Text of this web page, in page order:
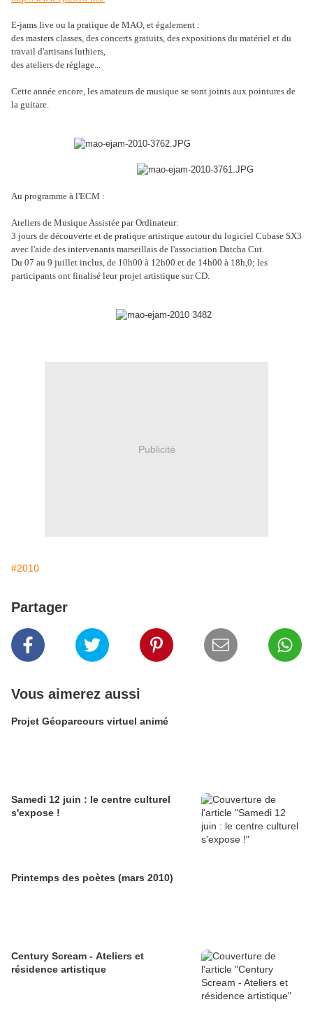
E-jams live ou la pratique de MAO, et également :
des masters classes, des concerts gratuits, des expositions du matériel et du
travail d'artisans luthiers,
des ateliers de réglage...
Cette année encore, les amateurs de musique se sont joints aux pointures de
la guitare.
Au programme à l'ECM :
Ateliers de Musique Assistée par Ordinateur:
3 jours de découverte et de pratique artistique autour du logiciel Cubase SX3
avec l'aide des intervenants marseillais de l'association Datcha Cut.
Du 07 au 9 juillet inclus, de 10h00 à 12h00 et de 14h00 à 18h,0; les
participants ont finalisé leur projet artistique sur CD.
Publicité
#2010
Partager
Vous aimerez aussi
Projet Géoparcours virtuel animé
Samedi 12 juin : le centre culturel
s'expose !
Printemps des poètes (mars 2010)
Century Scream - Ateliers et
résidence artistique